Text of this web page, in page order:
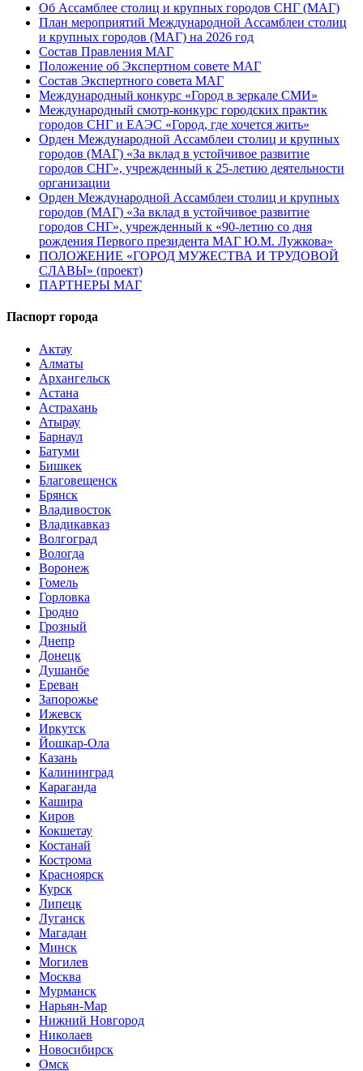
Об Ассамблее столиц и крупных городов СНГ (МАГ)
План мероприятий Международной Ассамблеи столиц
и крупных городов (МАГ) на 2026 год
Состав Правления МАГ
Положение об Экспертном совете МАГ
Состав Экспертного совета МАГ
Международный конкурс «Город в зеркале СМИ»
Международный смотр-конкурс городских практик
городов СНГ и ЕАЭС «Город, где хочется жить»
Орден Международной Ассамблеи столиц и крупных
городов (МАГ) «За вклад в устойчивое развитие
городов СНГ», учрежденный к 25-летию деятельности
организации
Орден Международной Ассамблеи столиц и крупных
городов (МАГ) «За вклад в устойчивое развитие
городов СНГ», учрежденный к «90-летию со дня
рождения Первого президента МАГ Ю.М. Лужкова»
ПОЛОЖЕНИЕ «ГОРОД МУЖЕСТВА И ТРУДОВОЙ
СЛАВЫ» (проект)
ПАРТНЕРЫ МАГ
Паспорт города
Актау
Алматы
Архангельск
Астана
Астрахань
Атырау
Барнаул
Батуми
Бишкек
Благовещенск
Брянск
Владивосток
Владикавказ
Волгоград
Вологда
Воронеж
Гомель
Горловка
Гродно
Грозный
Днепр
Донецк
Душанбе
Ереван
Запорожье
Ижевск
Иркутск
Йошкар-Ола
Казань
Калининград
Караганда
Кашира
Киров
Кокшетау
Костанай
Кострома
Красноярск
Курск
Липецк
Луганск
Магадан
Минск
Могилев
Москва
Мурманск
Нарьян-Мар
Нижний Новгород
Николаев
Новосибирск
Омск